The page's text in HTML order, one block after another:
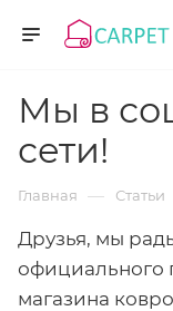
Мы в
сети!
Главная — Статьи
Друзья, мы
официального
магазина